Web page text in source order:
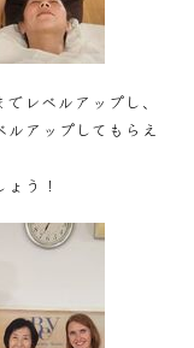
レベルアップし、
ルアップしてもらえ
う！